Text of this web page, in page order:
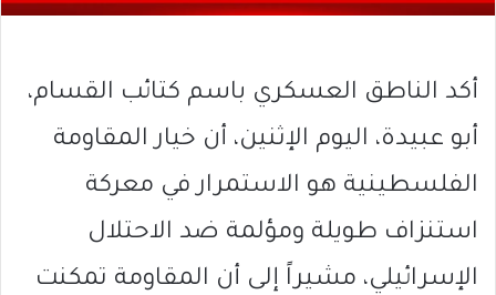
أكد الناطق العسكري باسم كتائب القسام،
أبو عبيدة، اليوم الإثنين، أن خيار المقاومة
الفلسطينية هو الاستمرار في معركة
استنزاف طويلة ومؤلمة ضد الاحتلال
الإسرائيلي، مشيراً إلى أن المقاومة تمكنت